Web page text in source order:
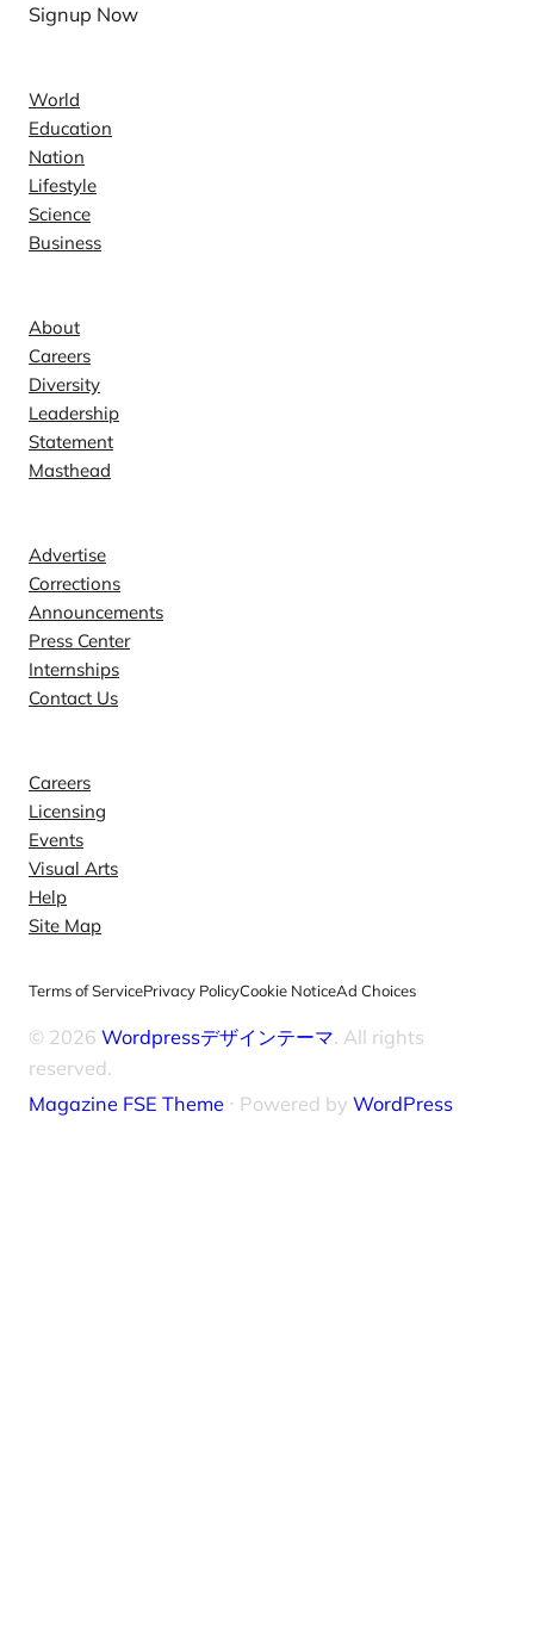
Signup Now
World
Education
Nation
Lifestyle
Science
Business
About
Careers
Diversity
Leadership
Statement
Masthead
Advertise
Corrections
Announcements
Press Center
Internships
Contact Us
Careers
Licensing
Events
Visual Arts
Help
Site Map
Terms of ServicePrivacy PolicyCookie NoticeAd Choices
© 2026 Wordpressデザインテーマ. All rights
reserved.
Magazine FSE Theme ⋅ Powered by WordPress